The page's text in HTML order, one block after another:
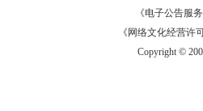
《电子公告服务
《网络文化经营许
Copyright ©